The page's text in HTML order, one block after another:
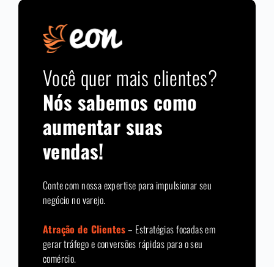
Você quer mais clientes?
Nós sabemos como
aumentar suas
vendas!
Conte com nossa expertise para impulsionar seu
negócio no varejo.
Atração de Clientes– Estratégias focadas em
gerar tráfego e conversões rápidas para o seu
comércio.